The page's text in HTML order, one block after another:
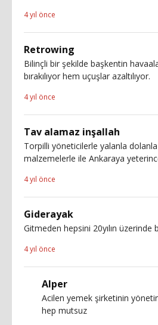
4 yıl önce
Retrowing
Bilinçli bir şekilde başkentin
bırakılıyor hem uçuşlar azaltılıyor.
4 yıl önce
Tav alamaz inşallah
Torpilli yöneticilerle yalanla
malzemelerle ile Ankaraya
4 yıl önce
Giderayak
Gitmeden hepsini 20yılın üzerinde
4 yıl önce
Alper
Acilen yemek şirketinin
hep mutsuz